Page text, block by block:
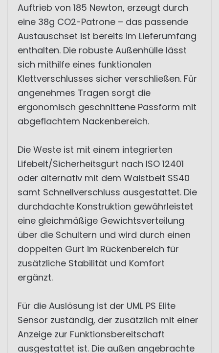
Auftrieb von 185 Newton, erzeugt durch
eine 38g CO2-Patrone – das passende
Austauschset ist bereits im Lieferumfang
enthalten. Die robuste Außenhülle lässt
sich mithilfe eines funktionalen
Klettverschlusses sicher verschließen. Für
angenehmes Tragen sorgt die
ergonomisch geschnittene Passform mit
abgeflachtem Nackenbereich.
Die Weste ist mit einem integrierten
Lifebelt/Sicherheitsgurt nach ISO 12401
oder alternativ mit dem Waistbelt SS40
samt Schnellverschluss ausgestattet. Die
durchdachte Konstruktion gewährleistet
eine gleichmäßige Gewichtsverteilung
über die Schultern und wird durch einen
doppelten Gurt im Rückenbereich für
zusätzliche Stabilität und Komfort
ergänzt.
Für die Auslösung ist der UML PS Elite
Sensor zuständig, der zusätzlich mit einer
Anzeige zur Funktionsbereitschaft
ausgestattet ist. Die außen angebrachte